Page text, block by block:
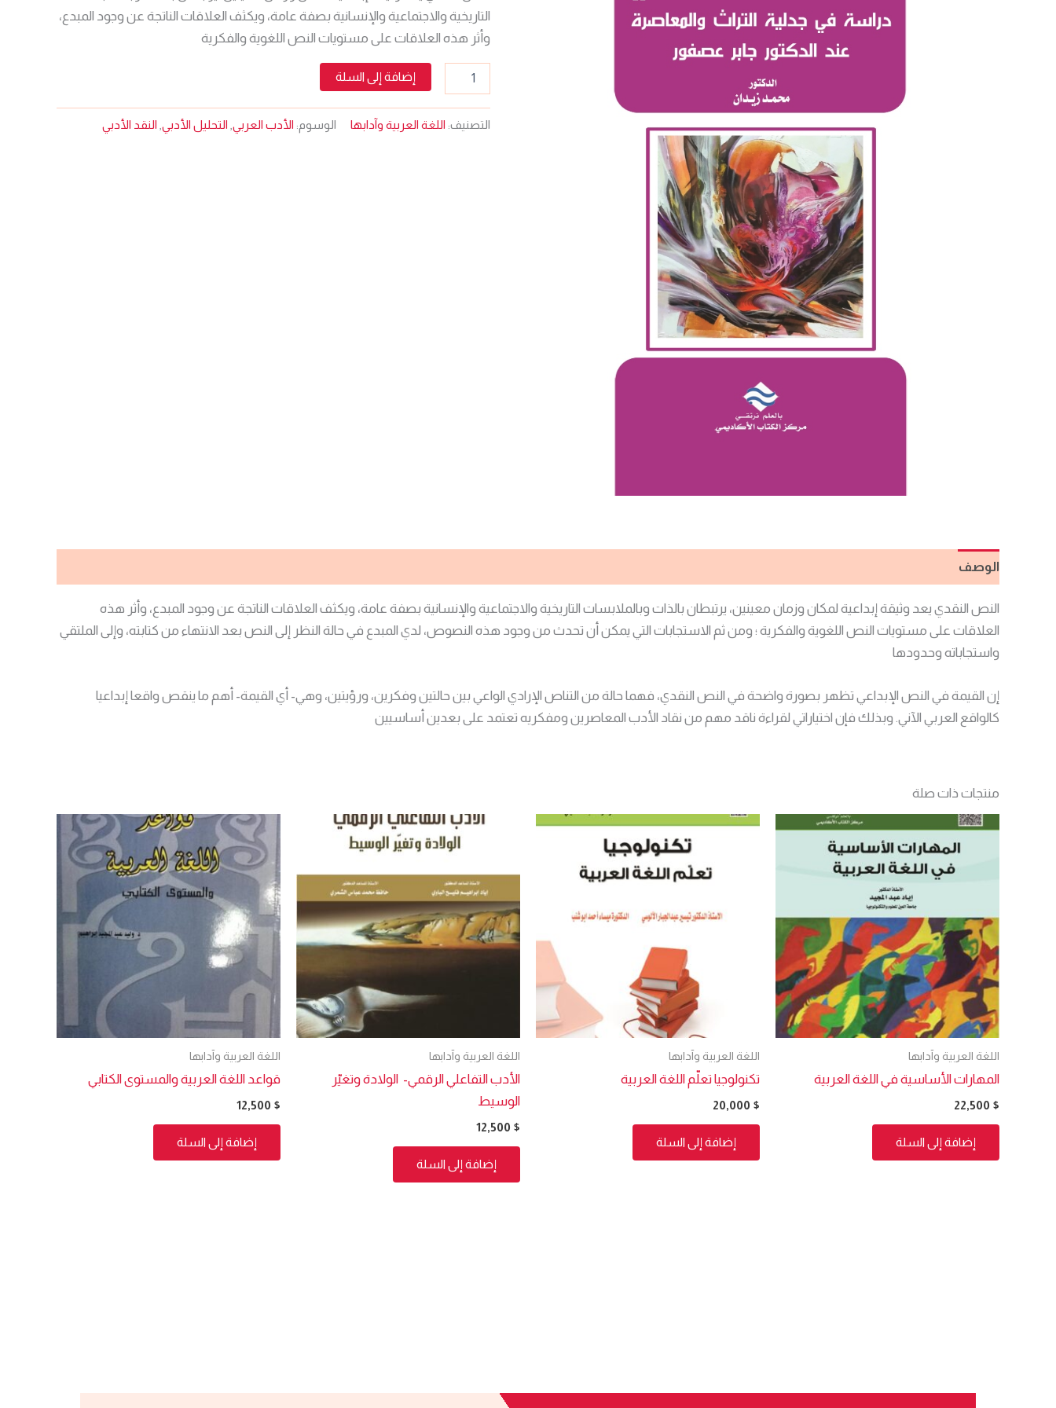
التاريخية والاجتماعية والإنسانية بصفة عامة، ويكثف العلاقات الناتجة عن وجود المبدع،
وأثر هذه العلاقات على مستويات النص اللغوية والفكرية
الدكتور
جابر
عصفور
إضافة إلى السلة
التصنيف: اللغة العربية وآدابها الوسوم: الأدب العربي التحليل الأدبي النقد الأدبي
الوصف
النص النقدي يعد وثيقة إبداعية لمكان وزمان معينين، يرتبطان بالذات وبالملابسات التاريخية والاجتماعية والإنسانية بصفة عامة، ويكثف العلاقات الناتجة عن وجود المبدع، وأثر هذه
العلاقات على مستويات النص اللغوية والفكرية ؛ ومن ثم الاستجابات التي يمكن أن تحدث من وجود هذه النصوص، لدي المبدع في حالة النظر إلى النص بعد الانتهاء من كتابته، وإلى الملتقي
واستجاباته وحدودها
إن القيمة في النص الإبداعي تظهر بصورة واضحة في النص النقدي، فهما حالة من التناص الإرادي الواعي بين حالتين وفكرين، ورؤيتين، وهي- أي القيمة- أهم ما ينقص واقعا إبداعيا
كالواقع العربي الآني. وبذلك فإن اختياراتي لقراءة ناقد مهم من نقاد الأدب المعاصرين ومفكريه تعتمد على بعدين أساسيين
منتجات ذات صلة
اللغة العربية وآدابها
المهارات الأساسية في اللغة العربية
22,500 $
إضافة إلى السلة
اللغة العربية وآدابها
تكنولوجيا تعلّم اللغة العربية
20,000 $
إضافة إلى السلة
اللغة العربية وآدابها
الأدب التفاعلي الرقمي- الولادة وتغيّر
الوسيط
12,500 $
إضافة إلى السلة
اللغة العربية وآدابها
قواعد اللغة العربية والمستوى الكتابي
12,500 $
إضافة إلى السلة